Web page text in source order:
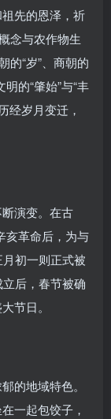
先的恩泽，祈
念与农作物生
的“岁”、商朝的
的“肇始”与“丰
经岁月变迁，
演变。在古
亥革命后，为与
初一则正式被
后，春节被确
节日。
的地域特色。
一起包饺子，